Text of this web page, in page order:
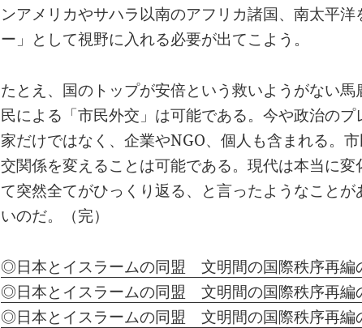
ンアメリカやサハラ以南のアフリカ諸国、南太平
ー」として視野に入れる必要が出てこよう。
たとえ、国のトップが安倍という救いようがない
民による「市民外交」は可能である。今や政治の
家だけではなく、企業やNGO、個人も含まれる。
交関係を変えることは可能である。現代は本当に変
て突然全てがひっくり返る、と言ったようなこと
いのだ。（完）
◎日本とイスラームの同盟 文明間の国際秩序再編
◎日本とイスラームの同盟 文明間の国際秩序再編
◎日本とイスラームの同盟 文明間の国際秩序再編